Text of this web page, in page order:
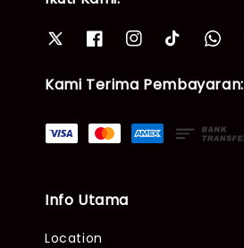
Kami Terima Pembayaran:
Info Utama
Location